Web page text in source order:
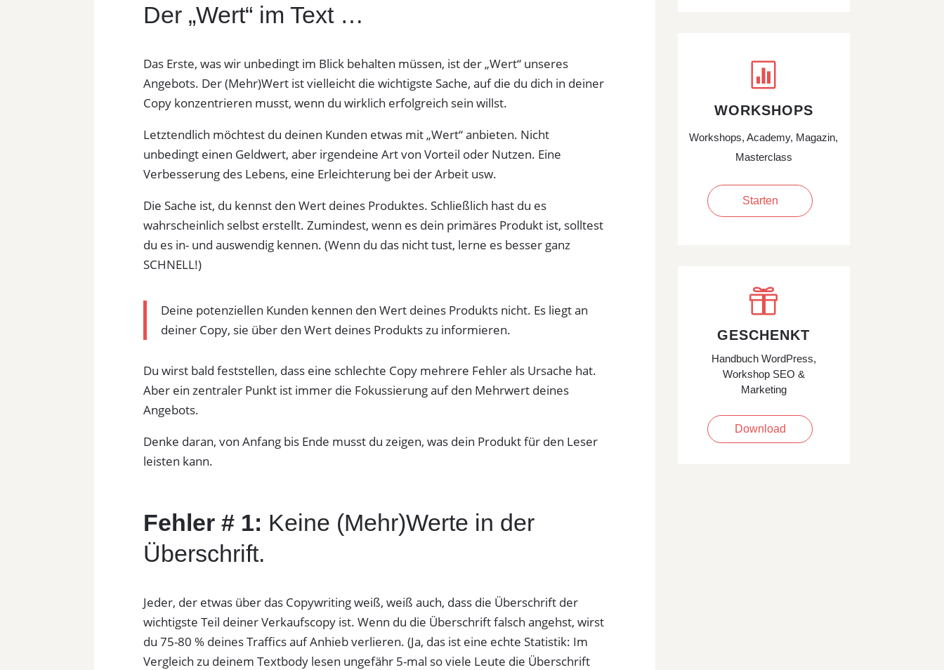
Der „Wert“ im Text …
Das Erste, was wir unbedingt im Blick behalten müssen, ist der „Wert“ unseres
Angebots. Der (Mehr)Wert ist vielleicht die wichtigste Sache, auf die du dich in deiner
Copy konzentrieren musst, wenn du wirklich erfolgreich sein willst.
Letztendlich möchtest du deinen Kunden etwas mit „Wert“ anbieten. Nicht
unbedingt einen Geldwert, aber irgendeine Art von Vorteil oder Nutzen. Eine
Verbesserung des Lebens, eine Erleichterung bei der Arbeit usw.
Die Sache ist, du kennst den Wert deines Produktes. Schließlich hast du es
wahrscheinlich selbst erstellt. Zumindest, wenn es dein primäres Produkt ist, solltest
du es in- und auswendig kennen. (Wenn du das nicht tust, lerne es besser ganz
SCHNELL!)
Deine potenziellen Kunden kennen den Wert deines Produkts nicht. Es liegt an
deiner Copy, sie über den Wert deines Produkts zu informieren.
Du wirst bald feststellen, dass eine schlechte Copy mehrere Fehler als Ursache hat.
Aber ein zentraler Punkt ist immer die Fokussierung auf den Mehrwert deines
Angebots.
Denke daran, von Anfang bis Ende musst du zeigen, was dein Produkt für den Leser
leisten kann.
Fehler # 1: Keine (Mehr)Werte in der
Überschrift.
Jeder, der etwas über das Copywriting weiß, weiß auch, dass die Überschrift der
wichtigste Teil deiner Verkaufscopy ist. Wenn du die Überschrift falsch angehst, wirst
du 75-80 % deines Traffics auf Anhieb verlieren. (Ja, das ist eine echte Statistik: Im
Vergleich zu deinem Textbody lesen ungefähr 5-mal so viele Leute die Überschrift

WORKSHOPS
Workshops, Academy, Magazin,
Masterclass
Starten

GESCHENKT
Handbuch WordPress,
Workshop SEO &
Marketing
Download